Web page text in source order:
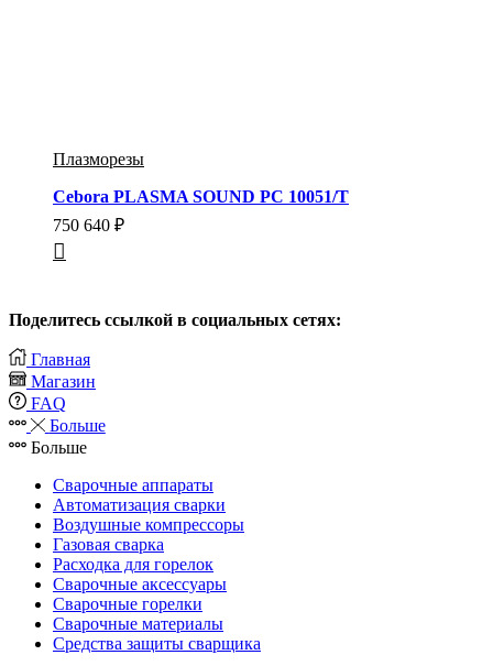
Плазморезы
Cebora PLASMA SOUND PC 10051/T
750 640 ₽
Поделитесь ссылкой в социальных сетях:
Главная
Магазин
FAQ
Больше
Больше
Сварочные аппараты
Автоматизация сварки
Воздушные компрессоры
Газовая сварка
Расходка для горелок
Сварочные аксессуары
Сварочные горелки
Сварочные материалы
Средства защиты сварщика